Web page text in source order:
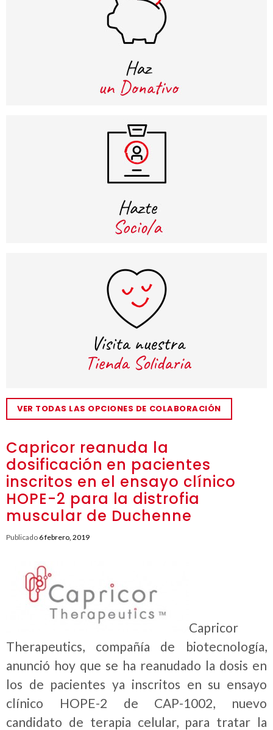
Capricor reanuda la
dosificación en pacientes
inscritos en el ensayo clínico
HOPE-2 para la distrofia
muscular de Duchenne
Publicado 6 febrero, 2019
Capricor
Therapeutics, compañía de biotecnología,
anunció hoy que se ha reanudado la dosis en
los de pacientes ya inscritos en su ensayo
clínico HOPE-2 de CAP-1002, nuevo
candidato de terapia celular, para tratar la
VER TODAS LAS OPCIONES DE COLABORACIÓN